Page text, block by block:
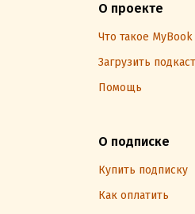
О проекте
Что такое MyBook
Загрузить
Помощь
О подписке
Купить подписку
Как оплатить